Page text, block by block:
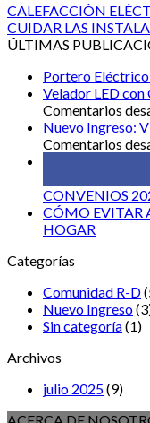
CALEFACCIÓN
CUIDAR LAS
ÚLTIMAS
Portero Eléctrico
Velador LED
Comentarios
Nuevo Ingreso:
Comentarios
CONVENIOS
CÓMO EVITAR
HOGAR
Categorías
Comunidad R-D
Nuevo Ingreso
Sin categoría(1)
Archivos
julio 2025(9)
ACERCA DE